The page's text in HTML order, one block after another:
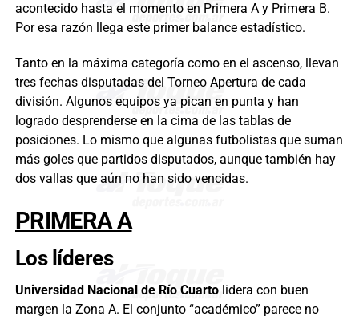
acontecido hasta el momento en Primera A y Primera B.
Por esa razón llega este primer balance estadístico.
Tanto en la máxima categoría como en el ascenso, llevan
tres fechas disputadas del Torneo Apertura de cada
división. Algunos equipos ya pican en punta y han
logrado desprenderse en la cima de las tablas de
posiciones. Lo mismo que algunas futbolistas que suman
más goles que partidos disputados, aunque también hay
dos vallas que aún no han sido vencidas.
PRIMERA A
Los líderes
Universidad Nacional de Río Cuartolidera con buen
margen la Zona A. El conjunto “académico” parece no